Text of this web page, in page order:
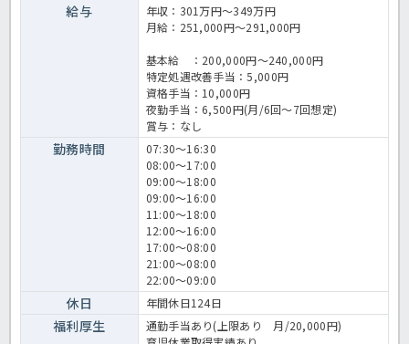
給与
年収：301万円～349万円
月給：251,000円～291,000円
基本給 ：200,000円～240,000円
特定処遇改善手当：5,000円
資格手当：10,000円
夜勤手当：6,500円(月/6回～7回想定)
賞与：なし
勤務時間
07:30～16:30
08:00～17:00
09:00～18:00
09:00～16:00
11:00～18:00
12:00～16:00
17:00～08:00
21:00～08:00
22:00～09:00
休日 年間休日124日
福利厚生
通勤手当あり(上限あり 月/20,000円)